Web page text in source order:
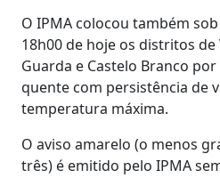
O IPMA colocou também
18h00 de hoje os distritos de
Guarda e Castelo Branco
quente com persistência de
temperatura máxima.
O aviso amarelo (o menos
três) é emitido pelo IPMA